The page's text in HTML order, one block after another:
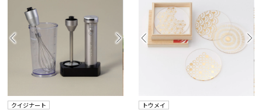
クイジナート トウメイ